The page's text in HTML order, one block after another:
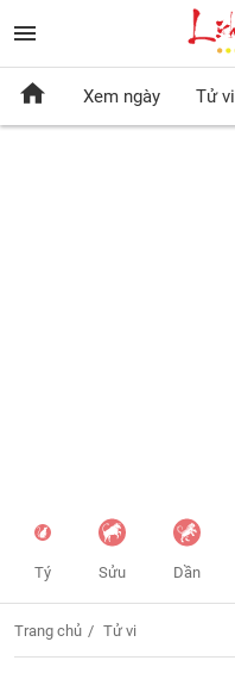
Xem ngày Tử vi
Tý Sửu Dần
Trang chủ Tử vi